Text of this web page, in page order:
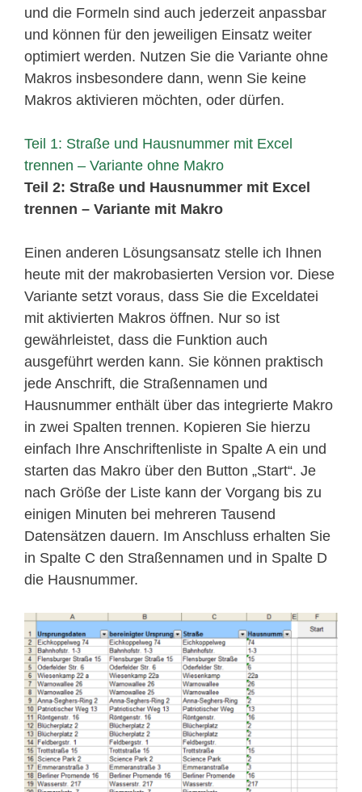
und die Formeln sind auch jederzeit anpassbar
und können für den jeweiligen Einsatz weiter
optimiert werden. Nutzen Sie die Variante ohne
Makros insbesondere dann, wenn Sie keine
Makros aktivieren möchten, oder dürfen.
Teil 1: Straße und Hausnummer mit Excel
trennen – Variante ohne Makro
Teil 2: Straße und Hausnummer mit Excel
trennen – Variante mit Makro
Einen anderen Lösungsansatz stelle ich Ihnen
heute mit der makrobasierten Version vor. Diese
Variante setzt voraus, dass Sie die Exceldatei
mit aktivierten Makros öffnen. Nur so ist
gewährleistet, dass die Funktion auch
ausgeführt werden kann. Sie können praktisch
jede Anschrift, die Straßennamen und
Hausnummer enthält über das integrierte Makro
in zwei Spalten trennen. Kopieren Sie hierzu
einfach Ihre Anschriftenliste in Spalte A ein und
starten das Makro über den Button „Start“. Je
nach Größe der Liste kann der Vorgang bis zu
einigen Minuten bei mehreren Tausend
Datensätzen dauern. Im Anschluss erhalten Sie
in Spalte C den Straßennamen und in Spalte D
die Hausnummer.